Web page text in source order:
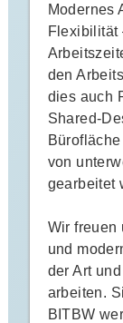
Modernes
Flexibilität
den
dies auch
Shared-
von
gearbeitet
Wir freuen
und
der Art
arbeiten.
BITBW